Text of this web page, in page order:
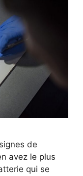
de
avez le plus
qui se